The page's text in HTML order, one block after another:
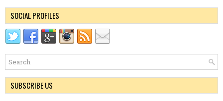
SOCIAL PROFILES
SUBSCRIBE US